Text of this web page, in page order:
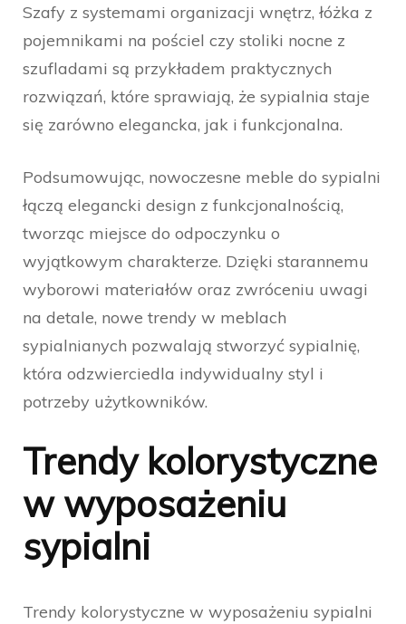
Szafy z systemami organizacji wnętrz, łóżka z
pojemnikami na pościel czy stoliki nocne z
szufladami są przykładem praktycznych
rozwiązań, które sprawiają, że sypialnia staje
się zarówno elegancka, jak i funkcjonalna.
Podsumowując, nowoczesne meble do sypialni
łączą elegancki design z funkcjonalnością,
tworząc miejsce do odpoczynku o
wyjątkowym charakterze. Dzięki starannemu
wyborowi materiałów oraz zwróceniu uwagi
na detale, nowe trendy w meblach
sypialnianych pozwalają stworzyć sypialnię,
która odzwierciedla indywidualny styl i
potrzeby użytkowników.
Trendy kolorystyczne
w wyposażeniu
sypialni
Trendy kolorystyczne w wyposażeniu sypialni